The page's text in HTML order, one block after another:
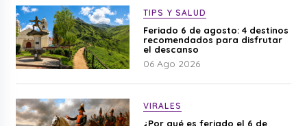
TIPS Y SALUD
Feriado 6 de agosto: 4 destinos
recomendados para disfrutar
el descanso
06 Ago 2026
VIRALES
¿Por qué es feriado el 6 de